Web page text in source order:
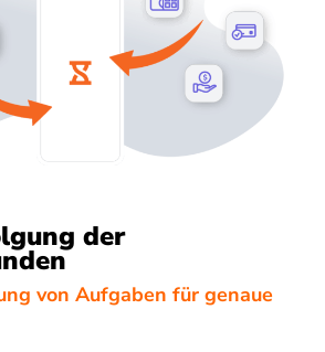
der
von Aufgaben für genaue